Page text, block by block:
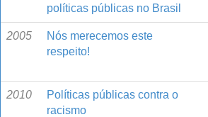
políticas públicas no Brasil
2005
Nós merecemos este
respeito!
2010
Políticas públicas contra o
racismo